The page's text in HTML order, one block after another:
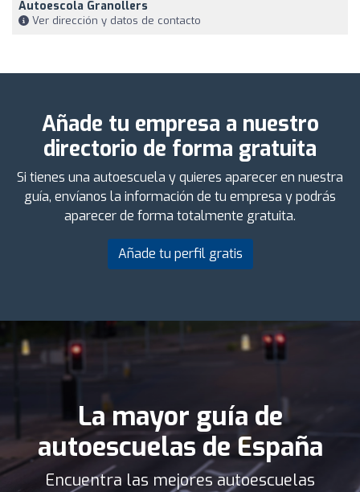
Autoescola Granollers
Ver dirección y datos de contacto
Añade tu empresa a nuestro
directorio de forma gratuita
Si tienes una autoescuela y quieres aparecer en nuestra
guía, envíanos la información de tu empresa y podrás
aparecer de forma totalmente gratuita.
Añade tu perfil gratis
La mayor guía de
autoescuelas de España
Encuentra las mejores autoescuelas